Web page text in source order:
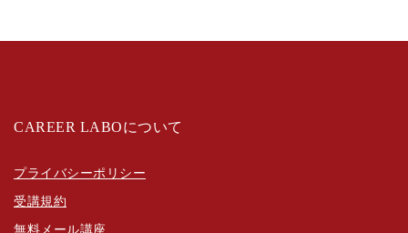
CAREER LABOについて
プライバシーポリシー
受講規約
無料メール講座